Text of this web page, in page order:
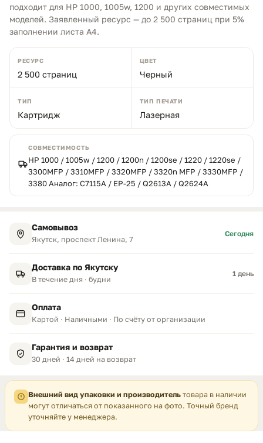
подходит для HP 1000, 1005w, 1200 и других совместимых
моделей. Заявленный ресурс — до 2 500 страниц при 5%
заполнении листа A4.
РЕСУРС
2 500 страниц
ЦВЕТ
Черный
ТИП
Картридж
ТИП ПЕЧАТИ
Лазерная
СОВМЕСТИМОСТЬ
HP 1000 / 1005w / 1200 / 1200n / 1200se / 1220 / 1220se /
3300MFP / 3310MFP / 3320MFP / 3320n MFP / 3330MFP /
3380 Аналог: C7115A / EP-25 / Q2613A / Q2624A
Самовывоз
Якутск, проспект Ленина, 7
Сегодня
Доставка по Якутску
В течение дня · будни
1 день
Оплата
Картой · Наличными · По счёту от организации
Гарантия и возврат
30 дней · 14 дней на возврат
Внешний вид упаковки и производитель товара в наличии
могут отличаться от показанного на фото. Точный бренд
уточняйте у менеджера.